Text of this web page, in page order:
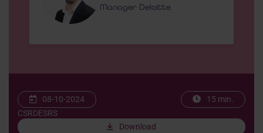
Manager Deloitte
08-10-2024 15 min.
Download
CSRDESRS